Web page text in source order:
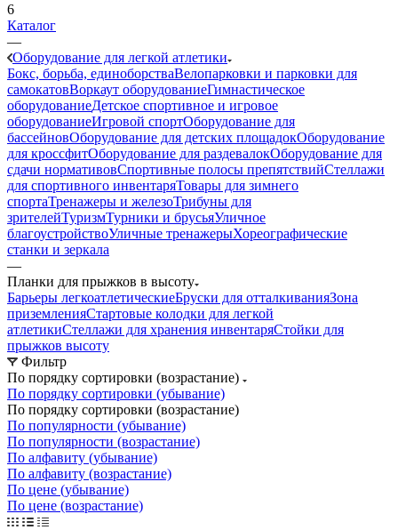
6
Каталог
—
Оборудование для легкой атлетики
Бокс, борьба, единоборстваВелопарковки и парковки для
самокатовВоркаут оборудованиеГимнастическое
оборудованиеДетское спортивное и игровое
оборудованиеИгровой спортОборудование для
бассейновОборудование для детских площадокОборудование
для кроссфитОборудование для раздевалокОборудование для
сдачи нормативовСпортивные полосы препятствийСтеллажи
для спортивного инвентаряТовары для зимнего
спортаТренажеры и железоТрибуны для
зрителейТуризмТурники и брусьяУличное
благоустройствоУличные тренажерыХореографические
станки и зеркала
—
Планки для прыжков в высоту
Барьеры легкоатлетическиеБруски для отталкиванияЗона
приземленияСтартовые колодки для легкой
атлетикиСтеллажи для хранения инвентаряСтойки для
прыжков высоту
Фильтр
По порядку сортировки (возрастание)
По порядку сортировки (убывание)
По порядку сортировки (возрастание)
По популярности (убывание)
По популярности (возрастание)
По алфавиту (убывание)
По алфавиту (возрастание)
По цене (убывание)
По цене (возрастание)